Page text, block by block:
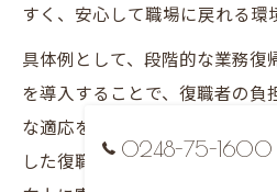
すく、安心して職場に戻れる環
具体例として、段階的な業務復
を導入することで、復職者の負
な適応を促進しています。ゆき
した復職支援策を積極的に取り
0248-75-1600